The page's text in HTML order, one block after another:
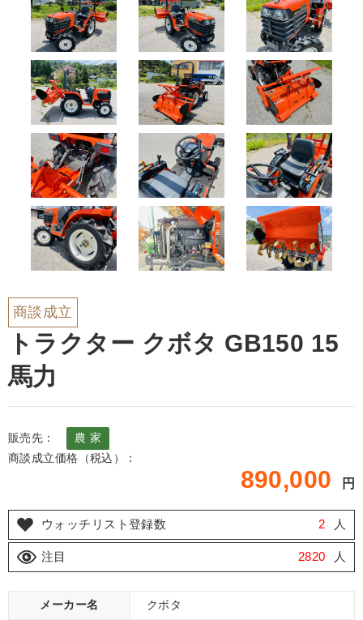
商談成立
トラクター クボタ GB150 15
馬力
販売先：
農 家
商談成立価格（税込）：
890,000 円
ウォッチリスト登録数 2 人
注目 2820 人
メーカー名 クボタ